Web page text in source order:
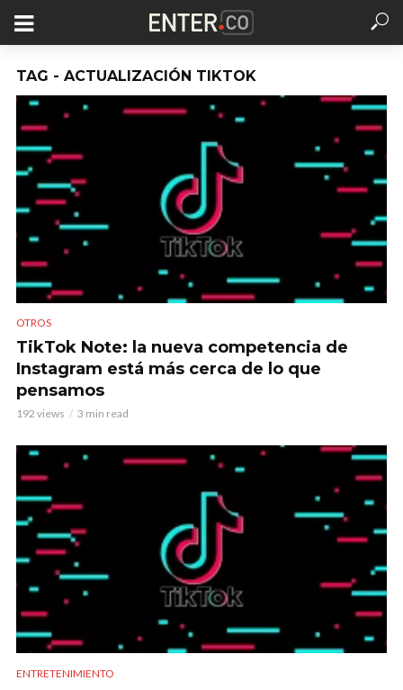
TAG - ACTUALIZACIÓN TIKTOK
OTROS
TikTok Note: la nueva competencia de
Instagram está más cerca de lo que
pensamos
192 views 3 min read
ENTRETENIMIENTO